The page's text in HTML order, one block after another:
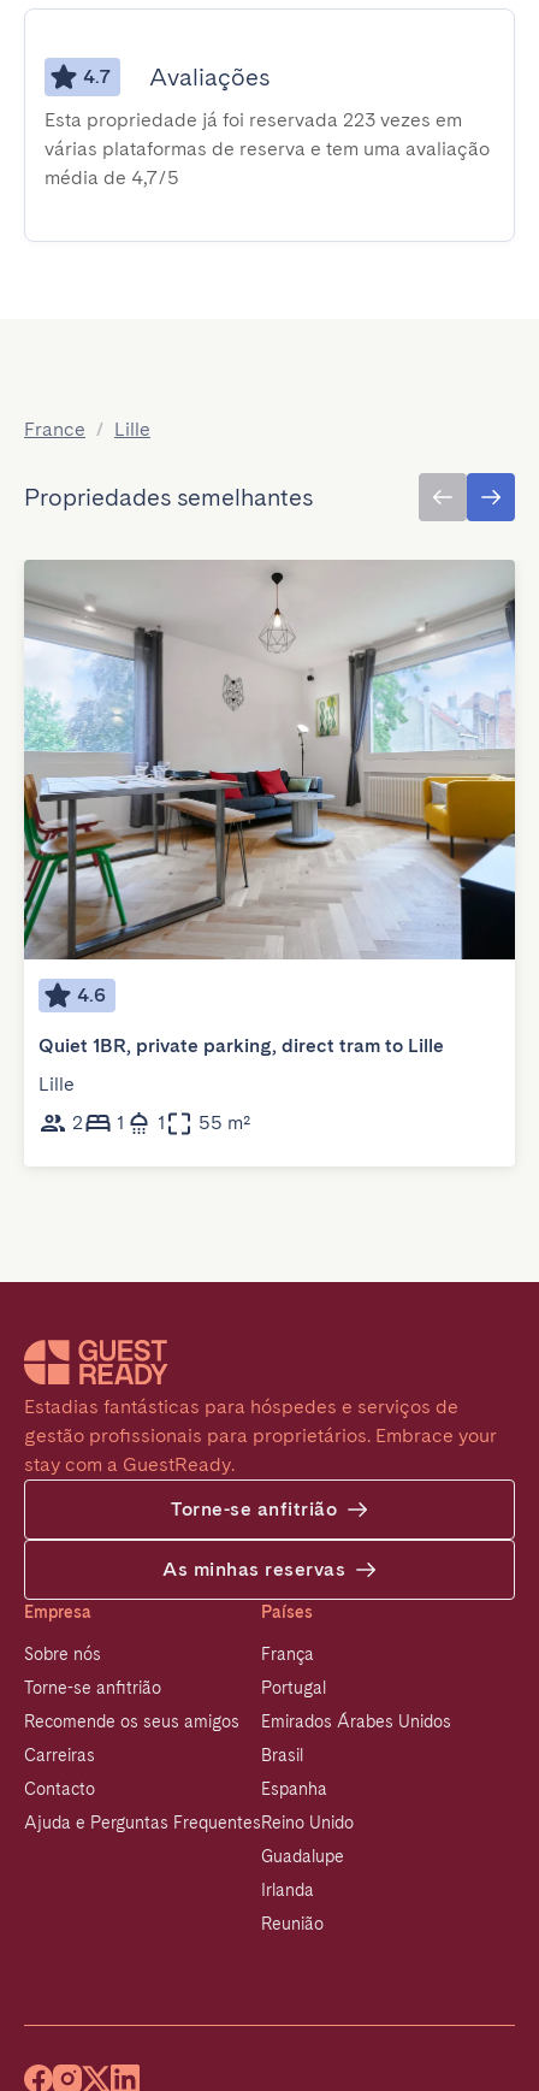
4.7 Avaliações
Esta propriedade já foi reservada 223 vezes em
várias plataformas de reserva e tem uma avaliação
média de 4,7/5
France / Lille
Propriedades semelhantes
4.6
Quiet 1BR, private parking, direct tram to Lille
Lille
2
1 1 55 m²
Estadias fantásticas para hóspedes e serviços de
gestão profissionais para proprietários. Embrace your
stay com a GuestReady.
Torne-se anfitrião
As minhas reservas
Empresa
Sobre nós
Torne-se anfitrião
Recomende os seus amigos
Carreiras
Contacto
Ajuda e Perguntas Frequentes
Países
França
Portugal
Emirados Árabes Unidos
Brasil
Espanha
Reino Unido
Guadalupe
Irlanda
Reunião